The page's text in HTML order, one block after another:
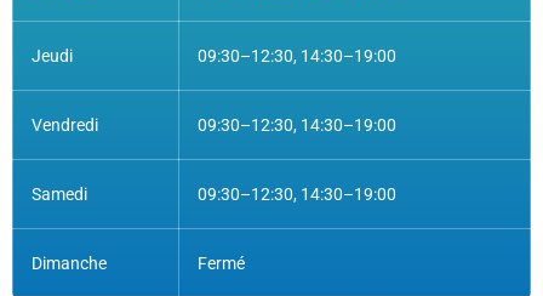
Jeudi 09:30–12:30, 14:30–19:00
Vendredi 09:30–12:30, 14:30–19:00
Samedi 09:30–12:30, 14:30–19:00
Dimanche Fermé